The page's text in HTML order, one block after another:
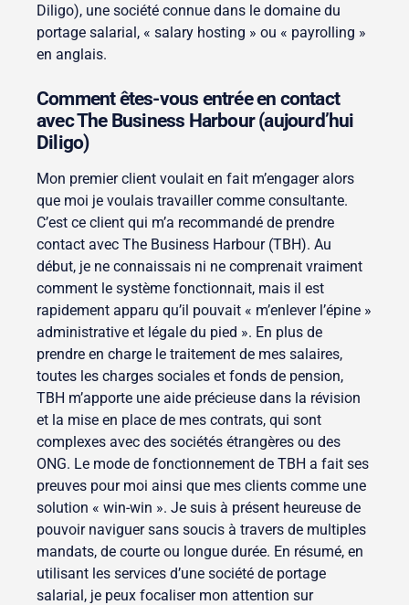
Diligo), une société connue dans le domaine du
portage salarial, « salary hosting » ou « payrolling »
en anglais.
Comment êtes-vous entrée en contact
avec The Business Harbour (aujourd’hui
Diligo)
Mon premier client voulait en fait m’engager alors
que moi je voulais travailler comme consultante.
C’est ce client qui m’a recommandé de prendre
contact avec The Business Harbour (TBH). Au
début, je ne connaissais ni ne comprenait vraiment
comment le système fonctionnait, mais il est
rapidement apparu qu’il pouvait « m’enlever l’épine »
administrative et légale du pied ». En plus de
prendre en charge le traitement de mes salaires,
toutes les charges sociales et fonds de pension,
TBH m’apporte une aide précieuse dans la révision
et la mise en place de mes contrats, qui sont
complexes avec des sociétés étrangères ou des
ONG. Le mode de fonctionnement de TBH a fait ses
preuves pour moi ainsi que mes clients comme une
solution « win-win ». Je suis à présent heureuse de
pouvoir naviguer sans soucis à travers de multiples
mandats, de courte ou longue durée. En résumé, en
utilisant les services d’une société de portage
salarial, je peux focaliser mon attention sur